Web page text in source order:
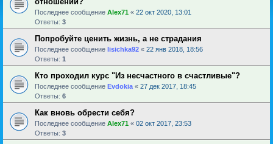
Последнее сообщение Alex71 « 22 окт 2020, 13:01
Ответы: 3
Попробуйте ценить жизнь, а не страдания
Последнее сообщение lisichka92 « 22 янв 2018, 18:56
Ответы: 1
Кто проходил курс "Из несчастного в счастливые"?
Последнее сообщение Evdokia « 27 дек 2017, 18:45
Ответы: 6
Как вновь обрести себя?
Последнее сообщение Alex71 « 02 окт 2017, 23:53
Ответы: 3